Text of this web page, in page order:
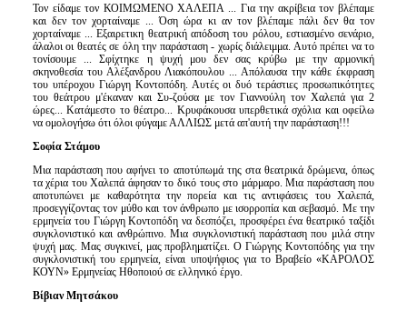
Τον είδαμε τον ΚΟΙΜΩΜΕΝΟ ΧΑΛΕΠΑ ... Για την ακρίβεια τον βλέπαμε
και δεν τον χορταίναμε ... Όση ώρα κι αν τον βλέπαμε πάλι δεν θα τον
χορταίναμε ... Εξαιρετικη θεατρική απόδοση του ρόλου, εστιασμένο σενάριο,
άλαλοι οι θεατές σε όλη την παράσταση - χωρίς διάλειμμα. Αυτό πρέπει να το
τονίσουμε ... Σφίχτηκε η ψυχή μου δεν σας κρύβω με την αρμονική
σκηνοθεσία του Αλέξανδρου Λιακόπουλου ... Απόλαυσα την κάθε έκφραση
του υπέροχου Γιώργη Κοντοπόδη. Αυτές οι δυό τεράστιες προσωπικότητες
του θεάτρου μ'έκαναν και Συ-ζούσα με τον Γιαννούλη τον Χαλεπά για 2
ώρες... Κατάμεστο το θέατρο... Κρυφάκουσα υπερθετικά σχόλια και οφείλω
να ομολογήσω ότι όλοι φύγαμε ΑΛΛΙΩΣ μετά απ'αυτή την παράσταση!!!
Σοφία Στάμου
Μια παράσταση που αφήνει το αποτύπωμά της στα θεατρικά δρώμενα, όπως
τα χέρια του Χαλεπά άφησαν το δικό τους στο μάρμαρο. Μια παράσταση που
αποτυπώνει με καθαρότητα την πορεία και τις αντιφάσεις του Χαλεπά,
προσεγγίζοντας τον μύθο και τον άνθρωπο με ισορροπία και σεβασμό. Με την
ερμηνεία του Γιώργη Κοντοπόδη να δεσπόζει, προσφέρει ένα θεατρικό ταξίδι
συγκλονιστικό και ανθρώπινο. Μια συγκλονιστική παράσταση που μιλά στην
ψυχή μας. Μας συγκινεί, μας προβληματίζει. Ο Γιώργης Κοντοπόδης για την
συγκλονιστική του ερμηνεία, είναι υποψήφιος για το Βραβείο «ΚΑΡΟΛΟΣ
ΚΟΥΝ» Ερμηνείας Ηθοποιού σε ελληνικό έργο.
Βίβιαν Μητσάκου